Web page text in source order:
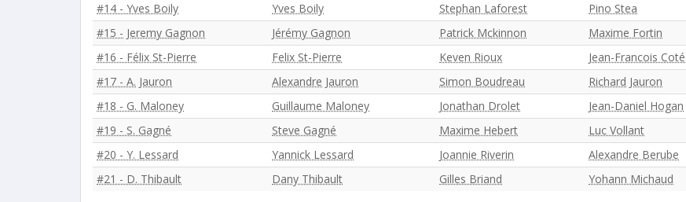
#14 - Yves Boily
Yves Boily Stephan Laforest Pino Stea
#15 - Jeremy Gagnon
Jérémy Gagnon Patrick Mckinnon Maxime Fortin
#16 - Félix St-Pierre
Felix St-Pierre Keven Rioux Jean-Francois Coté
#17 - A. Jauron
Alexandre Jauron Simon Boudreau Richard Jauron
#18 - G. Maloney
Guillaume Maloney Jonathan Drolet Jean-Daniel Hogan
#19 - S. Gagné
Steve Gagné Maxime Hebert Luc Vollant
#20 - Y. Lessard
Yannick Lessard Joannie Riverin Alexandre Berube
#21 - D. Thibault
Dany Thibault Gilles Briand Yohann Michaud